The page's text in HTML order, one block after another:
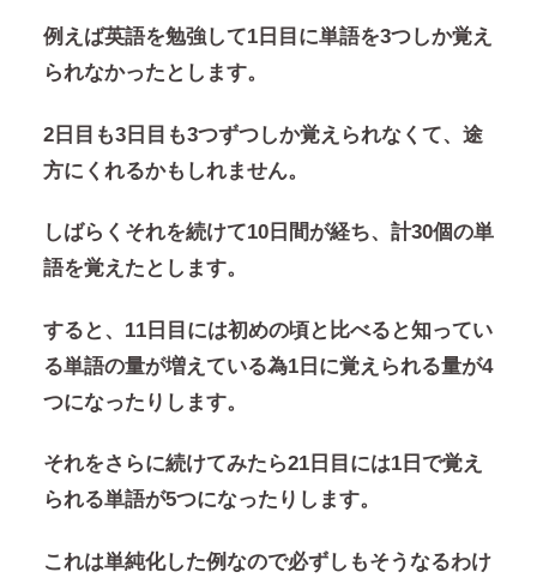
例えば英語を勉強して1日目に単語を3つしか覚え
られなかったとします。
2日目も3日目も3つずつしか覚えられなくて、途
方にくれるかもしれません。
しばらくそれを続けて10日間が経ち、計30個の単
語を覚えたとします。
すると、11日目には初めの頃と比べると知ってい
る単語の量が増えている為1日に覚えられる量が4
つになったりします。
それをさらに続けてみたら21日目には1日で覚え
られる単語が5つになったりします。
これは単純化した例なので必ずしもそうなるわけ